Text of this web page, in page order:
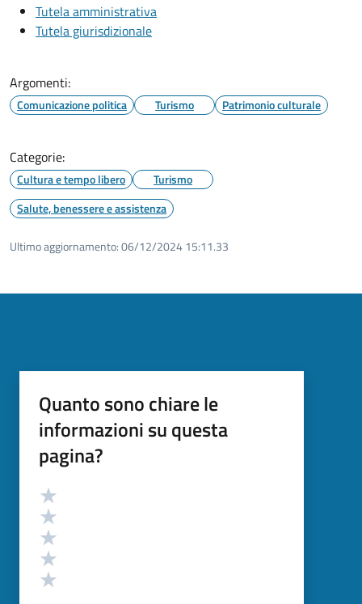
Tutela amministrativa
Tutela giurisdizionale
Argomenti:
Comunicazione politica Turismo Patrimonio culturale
Categorie:
Cultura e tempo libero
Turismo
Salute, benessere e assistenza
Ultimo aggiornamento:06/12/2024 15:11.33
Quanto sono chiare le
informazioni su questa
pagina?
Valutazione